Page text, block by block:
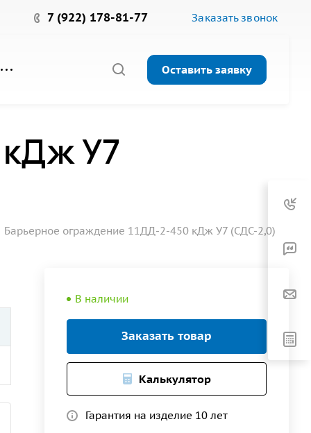
7 (922) 178-81-77 Заказать звонок
Оставить заявку
У7
Барьерное ограждение 11ДД-2-450 кДж У7 (СДС-2,0)
В наличии
Заказать товар
Калькулятор
Гарантия на изделие 10 лет